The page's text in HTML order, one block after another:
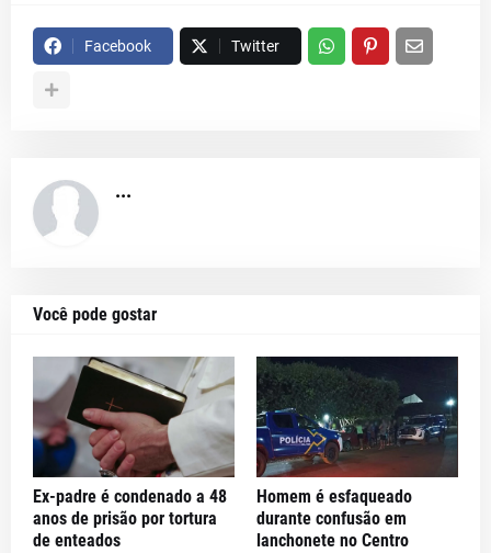
Facebook Twitter
...
Você pode gostar
Ex-padre é condenado a 48
anos de prisão por tortura
de enteados
Homem é esfaqueado
durante confusão em
lanchonete no Centro